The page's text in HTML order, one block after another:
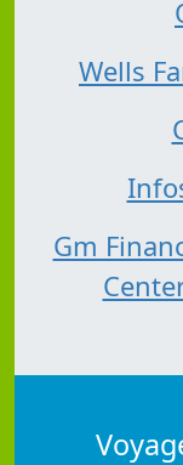
Wells
Gm